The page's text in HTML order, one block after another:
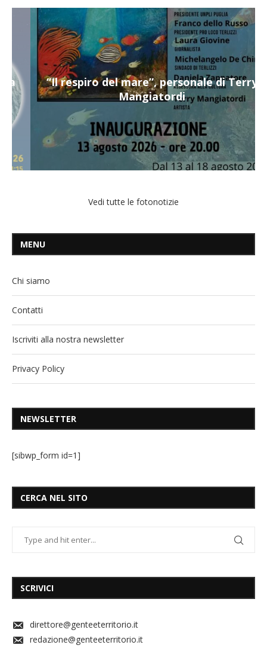
“Il respiro del mare”, personale di Terry
Mangiatordi
Vedi tutte le fotonotizie
MENU
Chi siamo
Contatti
Iscriviti alla nostra newsletter
Privacy Policy
NEWSLETTER
[sibwp_form id=1]
CERCA NEL SITO
SCRIVICI
direttore@genteeterritorio.it
redazione@genteeterritorio.it